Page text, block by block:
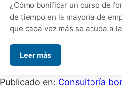
¿Cómo bonificar un curso de
de tiempo en la mayoría de
que cada vez más se acuda a
Leer más
Publicado en: Consultoría